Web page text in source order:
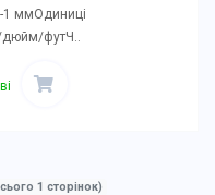
1 ммОдиниці
дюйм/футЧ..
1 сторінок)